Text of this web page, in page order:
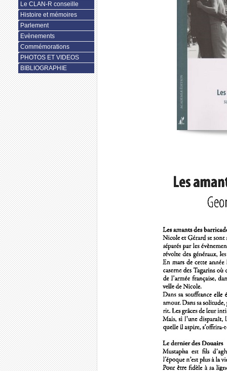
Le CLAN-R conseille
Histoire et mémoires
Parlement
Evènements
Commémorations
PHOTOS ET VIDEOS
BIBLIOGRAPHIE